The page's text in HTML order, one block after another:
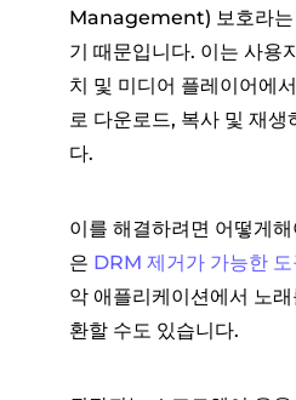
Management) 보호라는
기 때문입니다. 이는 사용
치 및 미디어 플레이어에
로 다운로드, 복사 및 재생
다.
이를 해결하려면 어떻게
은 DRM 제거가 가능한 도
악 애플리케이션에서 노
환할 수도 있습니다.